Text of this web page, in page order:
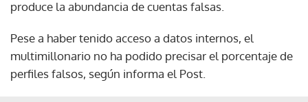
produce la abundancia de cuentas falsas.
Pese a haber tenido acceso a datos internos, el
multimillonario no ha podido precisar el porcentaje de
perfiles falsos, según informa el Post.